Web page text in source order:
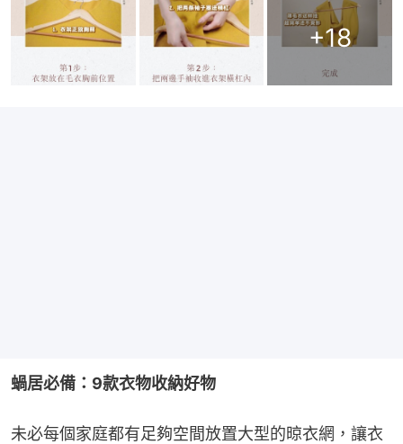
+18
蝸居必備：9款衣物收納好物
未必每個家庭都有足夠空間放置大型的晾衣網，讓衣